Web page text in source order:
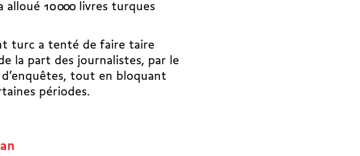
alloué 10 000 livres turques
turc a tenté de faire taire
la part des journalistes, par le
tout en bloquant
périodes.